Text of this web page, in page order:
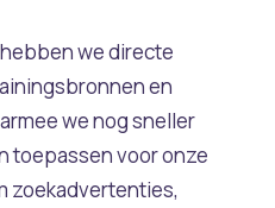
we directe
en
we nog sneller
toepassen voor onze
zoekadvertenties,